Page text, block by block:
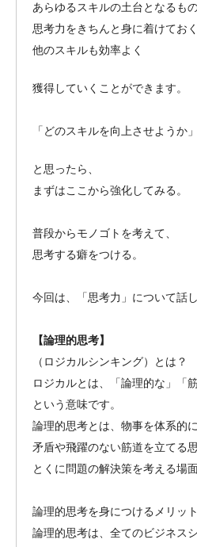
あらゆるスキルの土台となるもの
思考力をきちんと身に着けておく
他のスキルも効率よく
獲得していくことができます。
「どのスキルを向上させようか」
と思ったら、
まずはここから強化してみる。
普段からモノゴトを考えて、
思考する癖をつける。
今回は、「思考力」について話し
【論理的思考】
（ロジカルシンキング）とは？
ロジカルとは、「論理的な」「
という意味です。
論理的思考とは、物事を体系的に
矛盾や飛躍のない筋道を立てる思
とくに問題の解決策を考える場
論理的思考を身につけるメリッ
論理的思考は、全てのビジネス